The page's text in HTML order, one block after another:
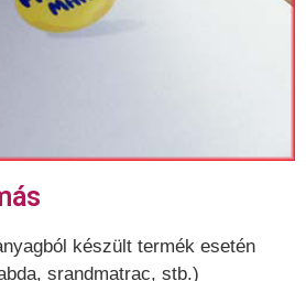
készült termék esetén
srandmatrac, stb.)